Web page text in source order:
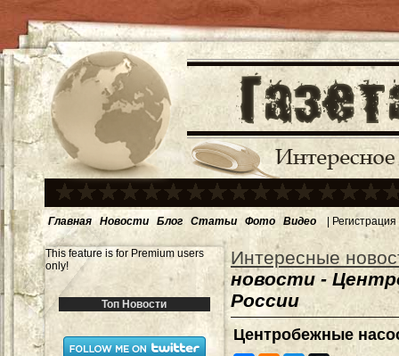
Главная Новости Блог Статьи Фото Видео | Регистрация
This feature is for Premium users
only!
Топ Новости
Интересные
новости -
России
Центробежные